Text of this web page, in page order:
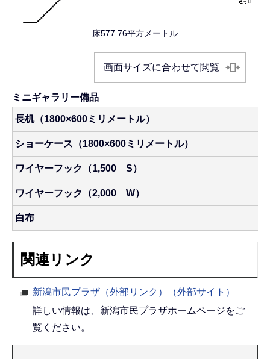
床577.76平方メートル
画面サイズに合わせて閲覧
ミニギャラリー備品
長机（1800×600ミリメートル）
ショーケース（1800×600ミリメートル）
ワイヤーフック（1,500 S）
ワイヤーフック（2,000 W）
白布
関連リンク
新潟市民プラザ（外部リンク）（外部サイト）
詳しい情報は、新潟市民プラザホームページをご
覧ください。